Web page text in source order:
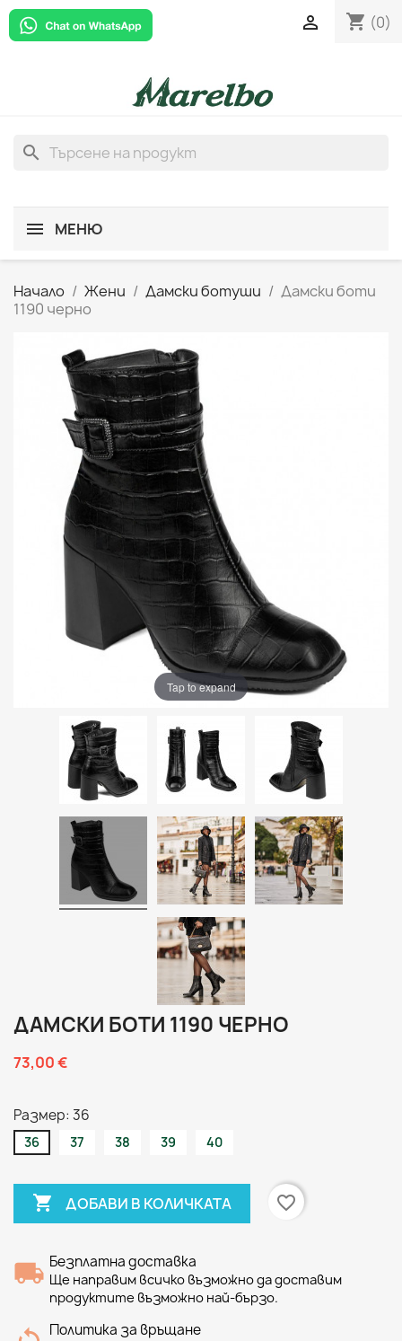
shopping_cart (0)

search
МЕНЮ
Начало Жени Дамски ботуши
Дамски боти
1190 черно
Tap to expand
ДАМСКИ БОТИ 1190 ЧЕРНО
73,00 €
Размер: 36
36 37 38 39 40
 ДОБАВИ В КОЛИЧКАТА favorite_border
Безплатна доставка
Ще направим всичко възможно да доставим
продуктите възможно най-бързо.
Политика за връщане